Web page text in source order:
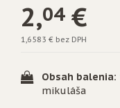
2,04€
1,6583 € bez DPH
Obsah balenia:
mikuláša